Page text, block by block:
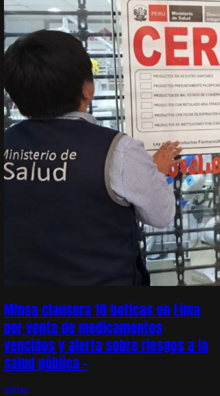
Minsa clausura 18 boticas en Lima
por venta de medicamentos
vencidos y alerta sobre riesgos a la
salud pública –
admin